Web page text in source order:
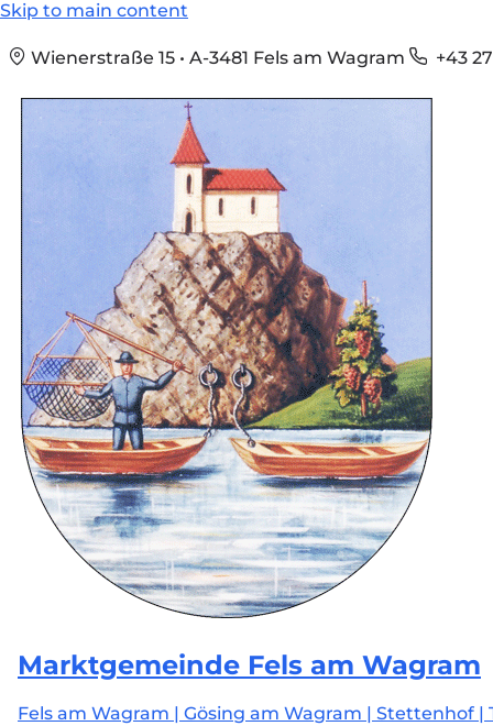
Skip to main content
Wienerstraße 15 • A-3481 Fels am Wagram +43
Marktgemeinde Fels am Wagram
Fels am Wagram | Gösing am Wagram | Stettenhof |